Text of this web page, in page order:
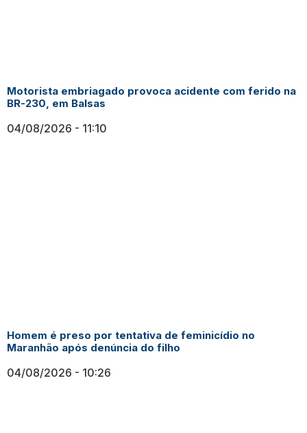
Motorista embriagado provoca acidente com ferido na
BR-230, em Balsas
04/08/2026 11:10
Homem é preso por tentativa de feminicídio no
Maranhão após denúncia do filho
04/08/2026 10:26